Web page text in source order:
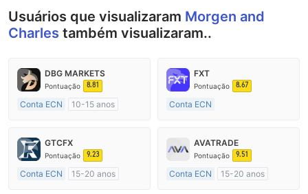
Usuários que visualizaram Morgen and
Charles também visualizaram..
DBG MARKETS
Pontuação 8.81
Conta ECN
10-15 anos
Market Marketing (MM)
Etiqueta principal MT4
FXT
Pontuação 8.67
Conta ECN
Market Marketing (MM)
GTCFX
Pontuação 9.23
Conta ECN
15-20 anos
AVATRADE
Pontuação 9.51
Conta ECN
15-20 anos